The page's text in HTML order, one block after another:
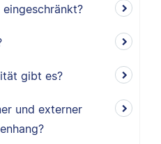
gibt es?
und externer